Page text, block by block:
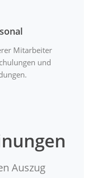
Mitarbeiter
und
Auszug